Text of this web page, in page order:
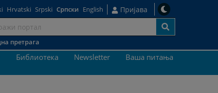
Hrvatski Srpski Српски English Пријава
претрага
Библиотека Newsletter
Ваша питања